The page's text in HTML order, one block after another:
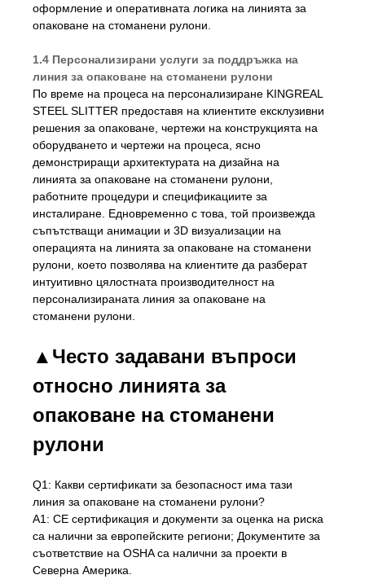
оформление и оперативната логика на линията за
опаковане на стоманени рулони.
1.4 Персонализирани услуги за поддръжка на
линия за опаковане на стоманени рулони
По време на процеса на персонализиране KINGREAL
STEEL SLITTER предоставя на клиентите ексклузивни
решения за опаковане, чертежи на конструкцията на
оборудването и чертежи на процеса, ясно
демонстриращи архитектурата на дизайна на
линията за опаковане на стоманени рулони,
работните процедури и спецификациите за
инсталиране. Едновременно с това, той произвежда
съпътстващи анимации и 3D визуализации на
операцията на линията за опаковане на стоманени
рулони, което позволява на клиентите да разберат
интуитивно цялостната производителност на
персонализираната линия за опаковане на
стоманени рулони.
▲Често задавани въпроси
относно линията за
опаковане на стоманени
рулони
Q1: Какви сертификати за безопасност има тази
линия за опаковане на стоманени рулони?
A1: CE сертификация и документи за оценка на риска
са налични за европейските региони; Документите за
съответствие на OSHA са налични за проекти в
Северна Америка.